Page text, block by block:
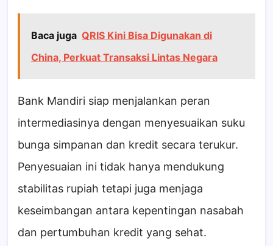
Baca juga QRIS Kini Bisa Digunakan di
China, Perkuat Transaksi Lintas Negara
Bank Mandiri siap menjalankan peran
intermediasinya dengan menyesuaikan suku
bunga simpanan dan kredit secara terukur.
Penyesuaian ini tidak hanya mendukung
stabilitas rupiah tetapi juga menjaga
keseimbangan antara kepentingan nasabah
dan pertumbuhan kredit yang sehat.